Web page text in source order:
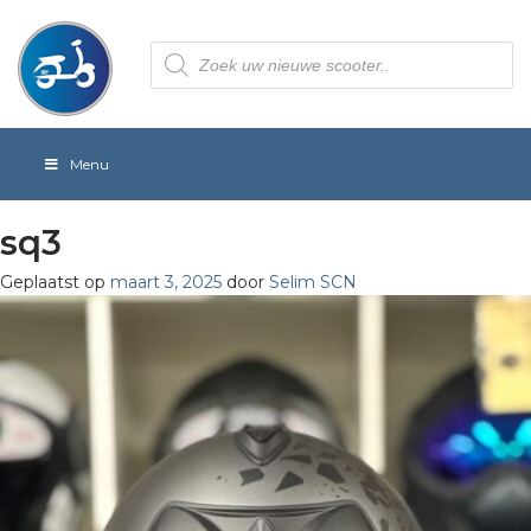
Producten
zoeken
Menu
sq3
Geplaatst op maart 3, 2025 door Selim SCN